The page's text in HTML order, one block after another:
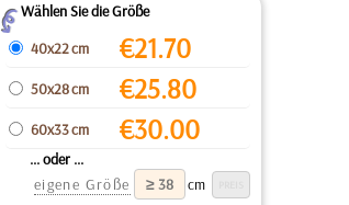
ZWählen Sie die Größe
40x22 cm
€21.70
50x28 cm €25.80
60x33 cm €30.00
... oder ...
eigene Größe
cm